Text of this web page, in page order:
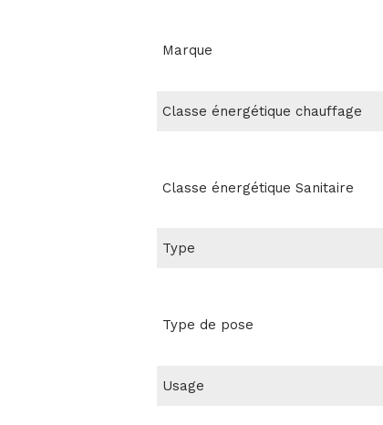
Marque
Classe énergétique chauffage
Classe énergétique Sanitaire
Type
Type de pose
Usage